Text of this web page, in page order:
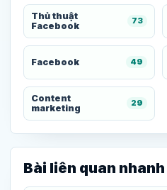
Thủ thuật
Facebook
73
Facebook 49
Content
marketing
29
Bài liên quan nhanh